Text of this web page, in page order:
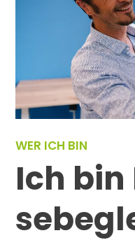
WER ICH BIN
Ich